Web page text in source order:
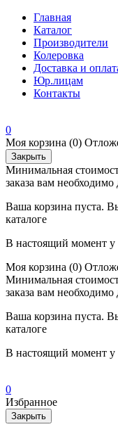
Главная
Каталог
Производители
Колеровка
Доставка и
Юр.лицам
Контакты
0
Моя корзина (0)
Закрыть
Минимальная
заказа вам
Ваша корзина пуста.
каталоге
В настоящий момент у
Моя корзина (0)
Минимальная
заказа вам
Ваша корзина пуста.
каталоге
В настоящий момент у
0
Избранное
Закрыть